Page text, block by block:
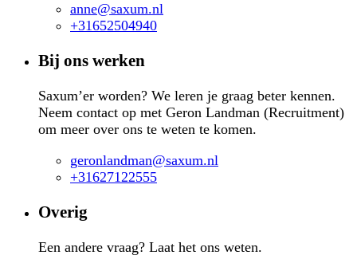
anne@saxum.nl
+31652504940
Bij ons werken
Saxum’er worden? We leren je graag beter kennen.
Neem contact op met Geron Landman (Recruitment)
om meer over ons te weten te komen.
geronlandman@saxum.nl
+31627122555
Overig
Een andere vraag? Laat het ons weten.